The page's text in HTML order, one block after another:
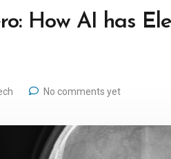
How AI has
No comments yet